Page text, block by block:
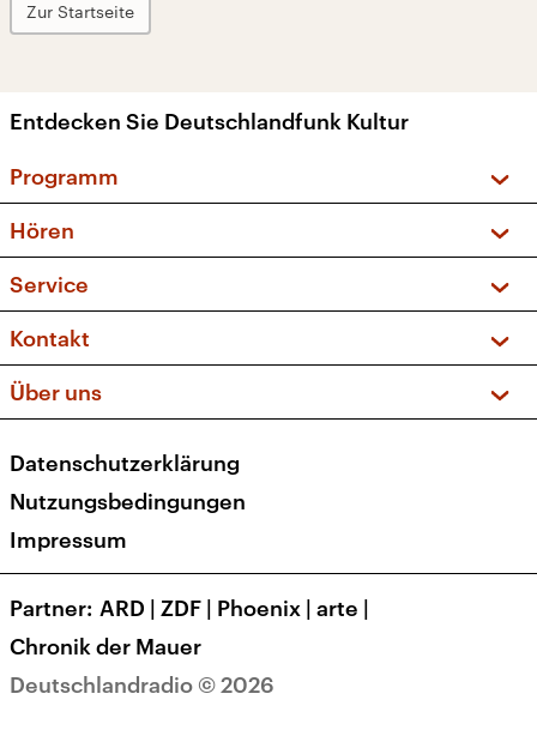
Zur Startseite
Entdecken Sie Deutschlandfunk Kultur
Programm
Sendungen und Podcasts
Musikliste
Kakadu – Das Kinderprogramm
Hören
Frequenzen (UKW + DAB+)
Service
FAQ
Apps
Newsletter
Veranstaltungen
Kontakt
Social Media
Über uns
Presse
Karriere
Transparenz
Deutschlandradio © 2026
Datenschutzerklärung
Nutzungsbedingungen
Impressum
Partner ARD | ZDF | Phoenix | arte |
Chronik der Mauer